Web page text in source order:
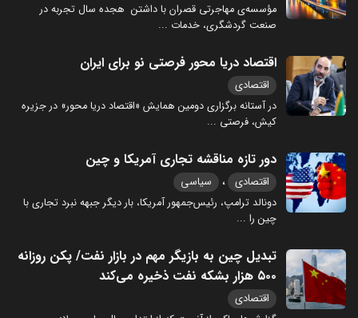
مؤسسه‌ی مهاجرتی قصران با داشتن هجده سال تجربه در
صنعت گردشگری، خدمات ...
اقتصاد دریا محور فرصتی نو برای ایران
اقتصادی
در آستانه برگزاری دومین همایش «اقتصاد دریا محور» در جزیره
کیش، فرصتی ...
دور تازه مناقشه تجاری آمریکا و چین
اقتصادی ، سیاسی
دونالد ترامپ، رئیس‌جمهور آمریکا، بار دیگر جبهه نبرد تجاری با
چین را ...
تبدیل چین به بازیگر مهم در بازار نفت/ پکن روزانه
۵۰۰ هزار بشکه نفت ذخیره می‌کند
اقتصادی